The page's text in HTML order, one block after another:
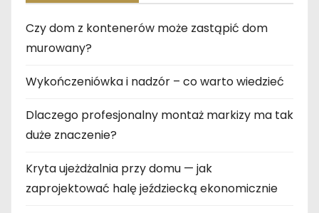
Czy dom z kontenerów może zastąpić dom
murowany?
Wykończeniówka i nadzór – co warto wiedzieć
Dlaczego profesjonalny montaż markizy ma tak
duże znaczenie?
Kryta ujeżdżalnia przy domu — jak
zaprojektować halę jeździecką ekonomicznie